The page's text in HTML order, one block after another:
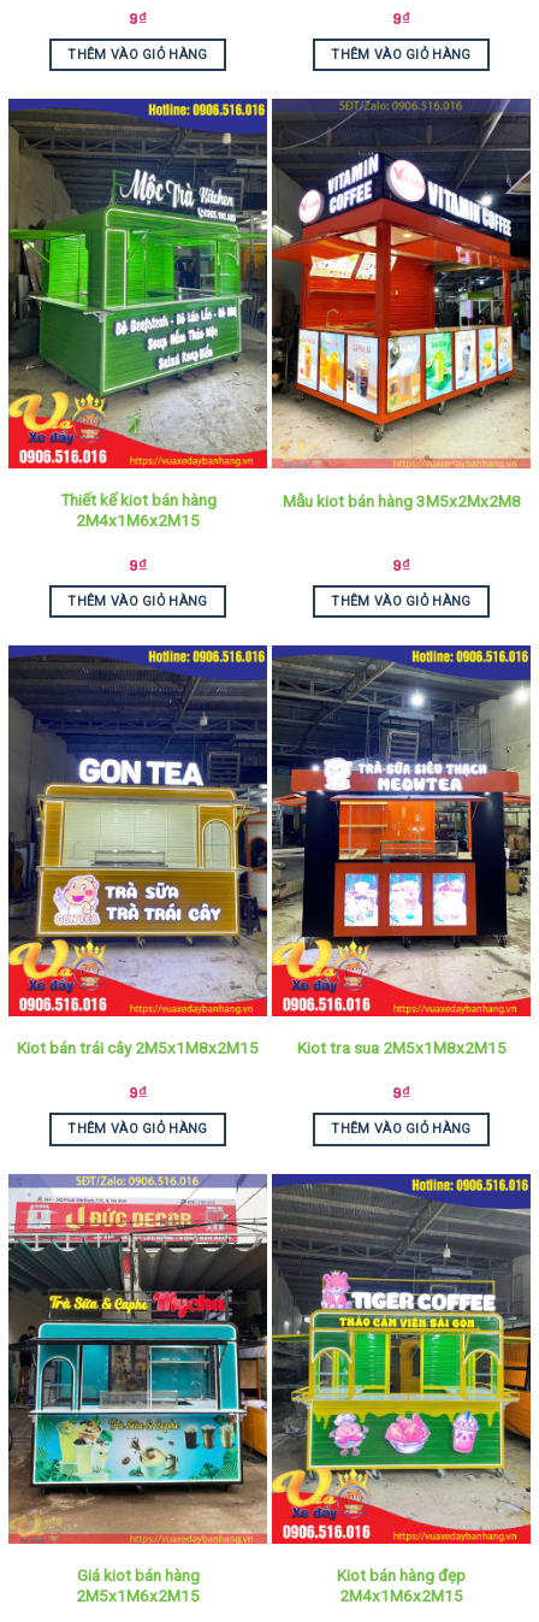
9₫
THÊM VÀO GIỎ HÀNG
9₫
THÊM VÀO GIỎ HÀNG
Thiết kế kiot bán hàng
2M4x1M6x2M15
9₫
THÊM VÀO GIỎ HÀNG
Mẫu kiot bán hàng 3M5x2Mx2M8
9₫
THÊM VÀO GIỎ HÀNG
Kiot bán trái cây 2M5x1M8x2M15
9₫
THÊM VÀO GIỎ HÀNG
Kiot tra sua 2M5x1M8x2M15
9₫
THÊM VÀO GIỎ HÀNG
Giá kiot bán hàng
2M5x1M6x2M15
Kiot bán hàng đẹp
2M4x1M6x2M15